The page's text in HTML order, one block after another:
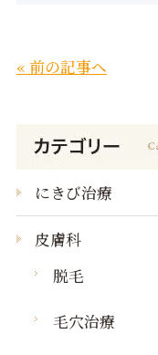
« 前の記事へ
にきび治療
皮膚科
脱毛
毛穴治療